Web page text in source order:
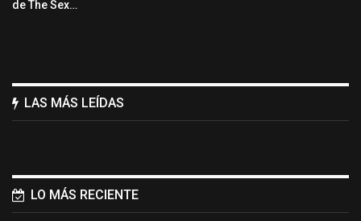
de The Sex…
LAS MÁS LEÍDAS
LO MÁS RECIENTE